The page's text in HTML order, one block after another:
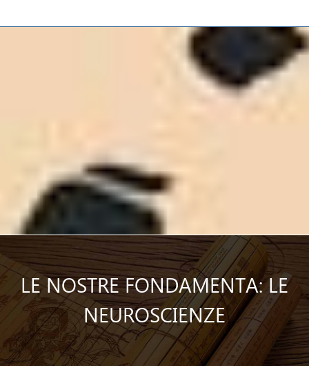
LE NOSTRE FONDAMENTA: LE
NEUROSCIENZE